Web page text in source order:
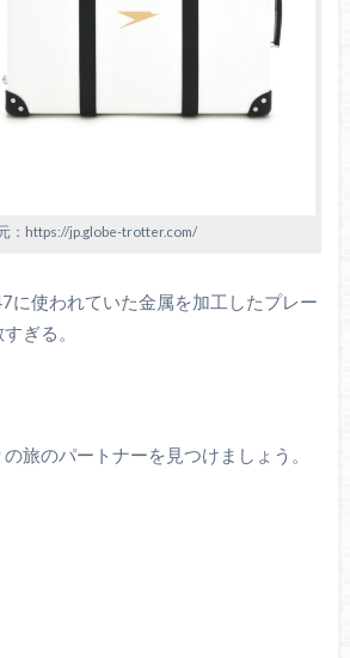
：https://jp.globe-trotter.com/
に使われていた金属を加工したプレー
ぎる。
旅のパートナーを見つけましょう。